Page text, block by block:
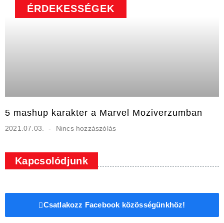
ÉRDEKESSÉGEK
5 mashup karakter a Marvel Moziverzumban
2021.07.03. Nincs hozzászólás
Kapcsolódjunk
Csatlakozz Facebook közösségünkhöz!